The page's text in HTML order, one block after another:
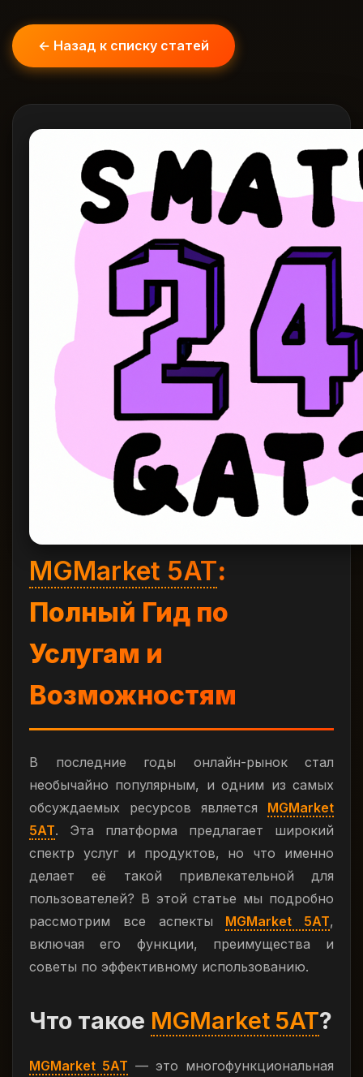
← Назад к списку статей
MGMarket 5AT:
Полный Гид по
Услугам и
Возможностям
В последние годы онлайн-рынок стал
необычайно популярным, и одним из самых
обсуждаемых ресурсов является MGMarket
5AT. Эта платформа предлагает широкий
спектр услуг и продуктов, но что именно
делает её такой привлекательной для
пользователей? В этой статье мы подробно
рассмотрим все аспекты MGMarket 5AT,
включая его функции, преимущества и
советы по эффективному использованию.
Что такое MGMarket 5AT?
MGMarket 5AT — это многофункциональная